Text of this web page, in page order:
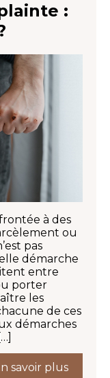
:
à des
ou
pas
démarche
entre
porter
les
de ces
démarches
savoir plus